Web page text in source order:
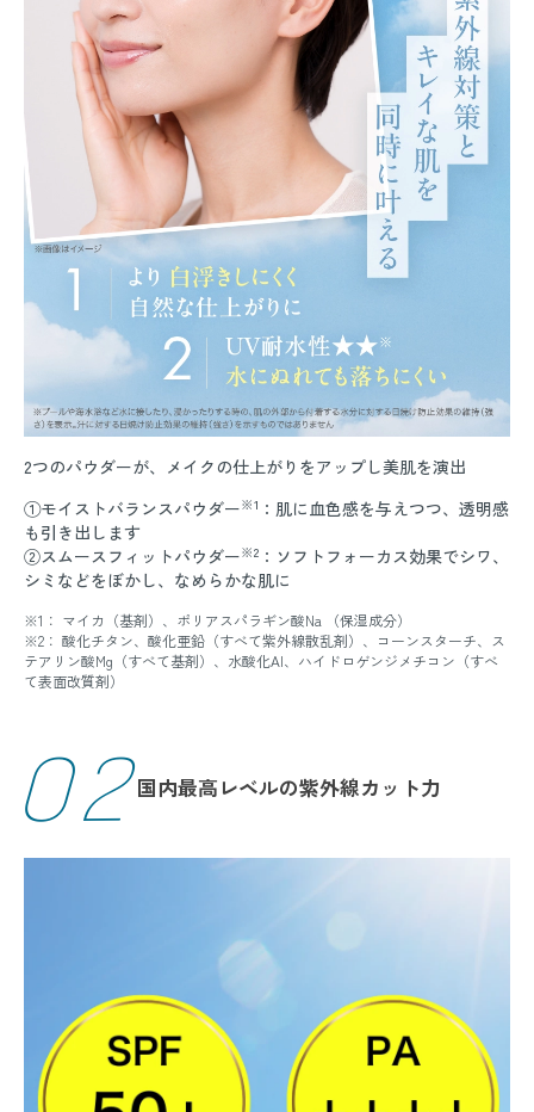
2つのパウダーが、メイクの仕上がりをアップし美肌を演出
①モイストバランスパウダー※1 ：肌に血色感を与えつつ、透明感
も引き出します
②スムースフィットパウダー※2 ：ソフトフォーカス効果でシワ、
シミなどをぼかし、なめらかな肌に
※1： マイカ（基剤）、ポリアスパラギン酸Na （保湿成分）
※2： 酸化チタン、酸化亜鉛（すべて紫外線散乱剤）、コーンスターチ、ス
テアリン酸Mg（すべて基剤）、水酸化AI、ハイドロゲンジメチコン（すべ
て表面改質剤）
02国内最高レベルの紫外線カット力